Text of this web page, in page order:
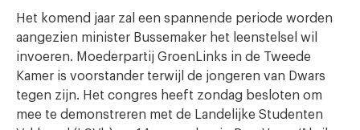
Het komend jaar zal een spannende periode worden
aangezien minister Bussemaker het leenstelsel wil
invoeren. Moederpartij GroenLinks in de Tweede
Kamer is voorstander terwijl de jongeren van Dwars
tegen zijn. Het congres heeft zondag besloten om
mee te demonstreren met de Landelijke Studenten